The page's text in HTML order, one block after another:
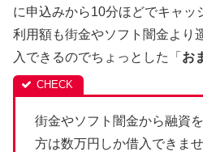
に申込みから10分ほどでキャッ
利用額も街金やソフト闇金より
入できるのでちょっとした「 お
街金やソフト闇金から融資
方は数万円しか借入できま